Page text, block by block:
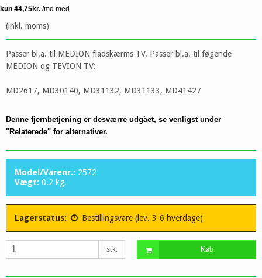
(inkl. moms)
Passer bl.a. til MEDION fladskærms TV. Passer bl.a. til føgende
MEDION og TEVION TV:
MD2617, MD30140, MD31132, MD31133, MD41427
Denne fjernbetjening er desværre udgået, se venligst under
"Relaterede" for alternativer.
Model/Varenr.: 2572
Vægt: 0.2 kg.
Lagerstatus: Bestillingsvare (lev. 3-6 hverdage)
stk. Køb